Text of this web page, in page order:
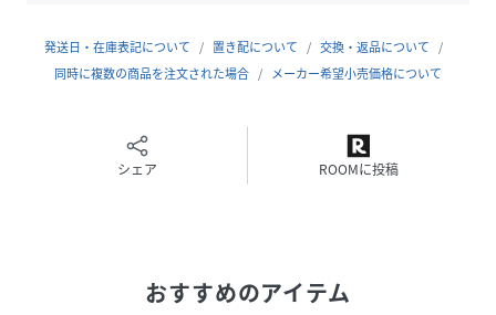
発送日・在庫表記について 置き配について
交換・返品について
同時に複数の商品を注文された場合
メーカー希望小売価格について
シェア ROOMに投稿
おすすめのアイテム